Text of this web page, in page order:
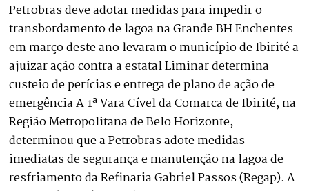
Petrobras deve adotar medidas para impedir o
transbordamento de lagoa na Grande BH Enchentes
em março deste ano levaram o município de Ibirité a
ajuizar ação contra a estatal Liminar determina
custeio de perícias e entrega de plano de ação de
emergência A 1ª Vara Cível da Comarca de Ibirité, na
Região Metropolitana de Belo Horizonte,
determinou que a Petrobras adote medidas
imediatas de segurança e manutenção na lagoa de
resfriamento da Refinaria Gabriel Passos (Regap). A